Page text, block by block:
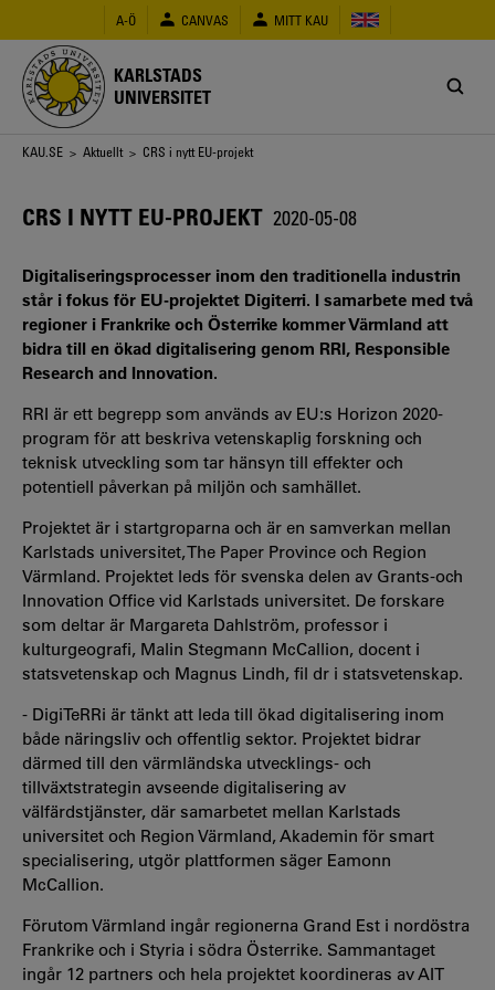
huvudinnehåll
A-Ö CANVAS MITT KAU
KARLSTADS
UNIVERSITET
Länkstig
KAU.SE > Aktuellt > CRS i nytt EU-projekt
CRS I NYTT EU-PROJEKT 2020-05-08
Digitaliseringsprocesser inom den traditionella industrin
står i fokus för EU-projektet Digiterri. I samarbete med två
regioner i Frankrike och Österrike kommer Värmland att
bidra till en ökad digitalisering genom RRI, Responsible
Research and Innovation.
RRI är ett begrepp som används av EU:s Horizon 2020-
program för att beskriva vetenskaplig forskning och
teknisk utveckling som tar hänsyn till effekter och
potentiell påverkan på miljön och samhället.
Projektet är i startgroparna och är en samverkan mellan
Karlstads universitet, The Paper Province och Region
Värmland. Projektet leds för svenska delen av Grants-och
Innovation Office vid Karlstads universitet. De forskare
som deltar är Margareta Dahlström, professor i
kulturgeografi, Malin Stegmann McCallion, docent i
statsvetenskap och Magnus Lindh, fil dr i statsvetenskap.
- DigiTeRRi är tänkt att leda till ökad digitalisering inom
både näringsliv och offentlig sektor. Projektet bidrar
därmed till den värmländska utvecklings- och
tillväxtstrategin avseende digitalisering av
välfärdstjänster, där samarbetet mellan Karlstads
universitet och Region Värmland, Akademin för smart
specialisering, utgör plattformen säger Eamonn
McCallion.
Förutom Värmland ingår regionerna Grand Est i nordöstra
Frankrike och i Styria i södra Österrike. Sammantaget
ingår 12 partners och hela projektet koordineras av AIT